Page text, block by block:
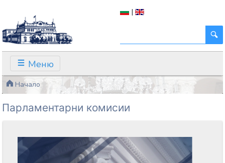
|
Меню
Начало
Парламентарни комисии